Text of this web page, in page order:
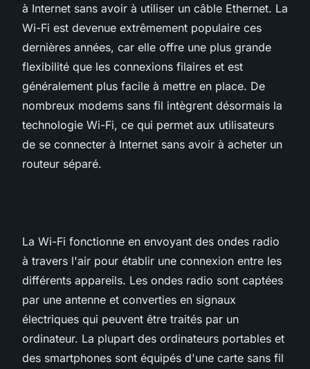
à Internet sans avoir à utiliser un câble Ethernet. La
Wi-Fi est devenue extrêmement populaire ces
dernières années, car elle offre une plus grande
flexibilité que les connexions filaires et est
généralement plus facile à mettre en place. De
nombreux modems sans fil intègrent désormais la
technologie Wi-Fi, ce qui permet aux utilisateurs
de se connecter à Internet sans avoir à acheter un
routeur séparé.
La Wi-Fi fonctionne en envoyant des ondes radio
à travers l'air pour établir une connexion entre les
différents appareils. Les ondes radio sont captées
par une antenne et converties en signaux
électriques qui peuvent être traités par un
ordinateur. La plupart des ordinateurs portables et
des smartphones sont équipés d'une carte sans fil